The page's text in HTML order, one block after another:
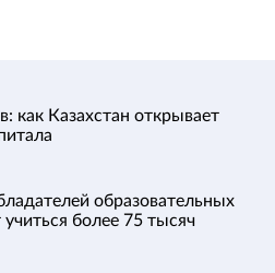
как Казахстан открывает
образовательных
учиться более 75 тысяч